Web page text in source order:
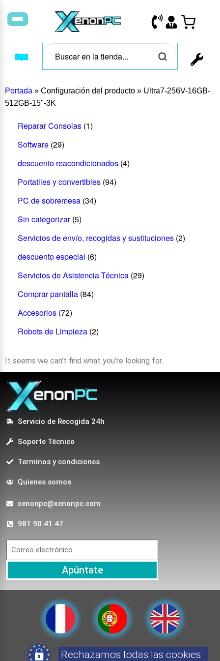
Portada » Configuración del producto » Ultra7-256V-16GB-
512GB-15"-3K
Reparar Consolas (1)
Software (29)
descuento reacondicionados (4)
Portatiles y convertibles (94)
PC de sobremesa (34)
Sin categorizar (5)
Servicios de envío, recogidas y sustituciones (2)
descuento especial (6)
Servicios de Asistencia Técnica (29)
Comprar pantalla (84)
Accesorios (72)
Robots de Limpieza (2)
It seems we can't find what you're looking for.
Servicio de Recogida 24h
Soporte Técnico
Terminos y condiciones
Quienes somos
xenonpc@xenonpc.com
981 90 41 47
Apúntate
Rechazamos todas las cookies